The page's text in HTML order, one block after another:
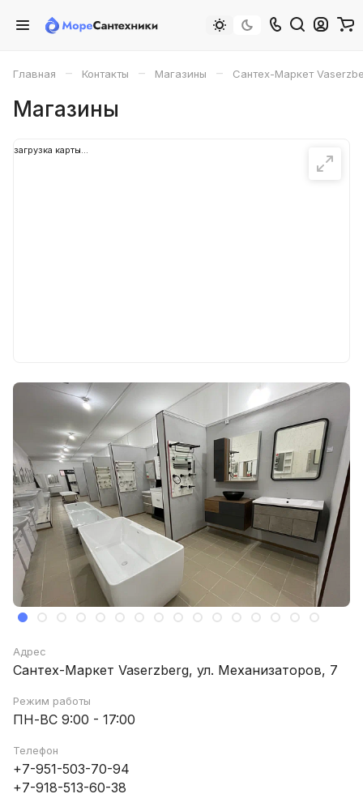
Главная – Контакты – Магазины – Сантех-Маркет
Магазины
Адрес
Сантех-Маркет Vaserzberg, ул. Механизаторов, 7
Режим работы
ПН-ВС 9:00 - 17:00
Телефон
+7-951-503-70-94
+7-918-513-60-38
загрузка карты...